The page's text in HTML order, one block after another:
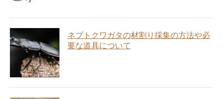
ネブトクワガタの材割り採集の方法や必
要な道具について